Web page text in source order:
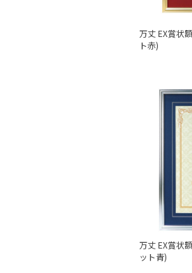
万丈 EX賞状
ト赤)
万丈 EX賞状
ット青)